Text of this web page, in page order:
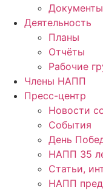
Документы
Деятельность
Планы
Отчёты
Рабочие
Члены НАПП
Пресс-центр
Новости
События
День
НАПП 35
Статьи,
НАПП